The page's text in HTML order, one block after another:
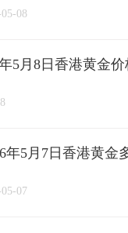
08
5月8日香港黄金
5月7日香港黄金
07